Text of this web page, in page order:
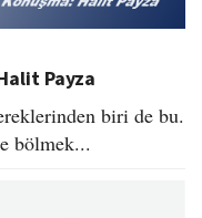
Payza
biri de bu.
bölmek...